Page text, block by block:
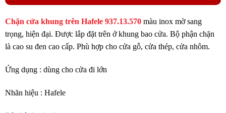
Chặn cửa khung trên Hafele 937.13.570màu inox mờ sang
trọng, hiện đại. Được lắp đặt trên ở khung bao cửa. Bộ phận chặn
là cao su đen cao cấp. Phù hợp cho cửa gỗ, cửa thép, cửa nhôm.
Ứng dụng : dùng cho cửa đi lớn
Nhãn hiệu : Hafele